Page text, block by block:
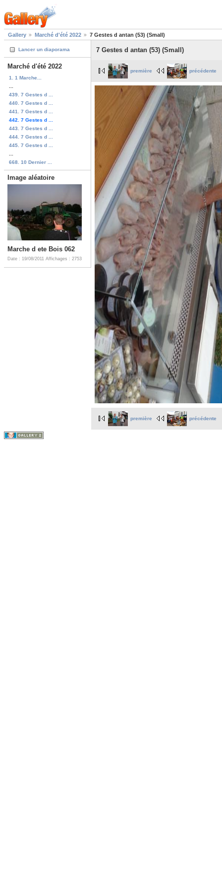
Gallery Marché d'été 2022 7 Gestes d antan (53) (Small)
Lancer un diaporama
Marché d'été 2022
1. 1 Marche...
439. 7 Gestes d ...
440. 7 Gestes d ...
441. 7 Gestes d ...
442. 7 Gestes d ...
443. 7 Gestes d ...
444. 7 Gestes d ...
445. 7 Gestes d ...
668. 10 Dernier ...
Image aléatoire
Marche d ete Bois 062
Date : 19/08/2011 Affichages : 2753
7 Gestes d antan (53) (Small)
première précédente
première précédente